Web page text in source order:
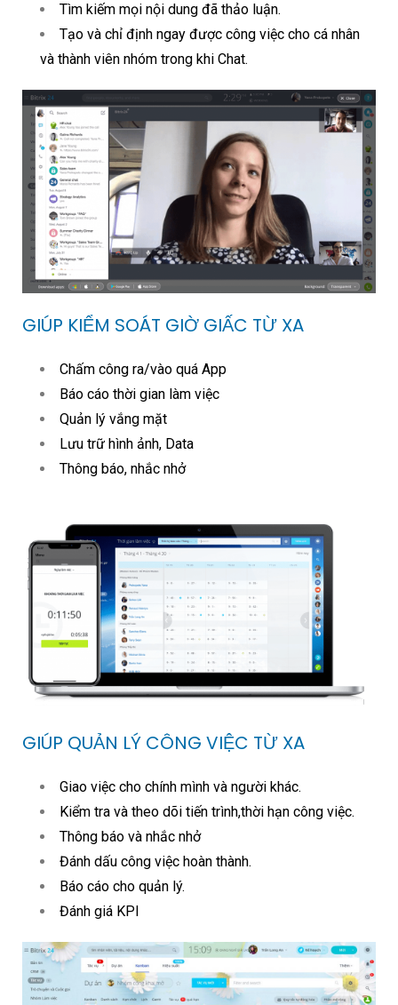
Tìm kiếm mọi nội dung đã thảo luận.
Tạo và chỉ định ngay được công việc cho cá nhân
và thành viên nhóm trong khi Chat.
GIÚP KIỂM SOÁT GIỜ GIẤC TỪ XA
Chấm công ra/vào quá App
Báo cáo thời gian làm việc
Quản lý vắng mặt
Lưu trữ hình ảnh, Data
Thông báo, nhắc nhở
GIÚP QUẢN LÝ CÔNG VIỆC TỪ XA
Giao việc cho chính mình và người khác.
Kiểm tra và theo dõi tiến trình,thời hạn công việc.
Thông báo và nhắc nhở
Đánh dấu công việc hoàn thành.
Báo cáo cho quản lý.
Đánh giá KPI